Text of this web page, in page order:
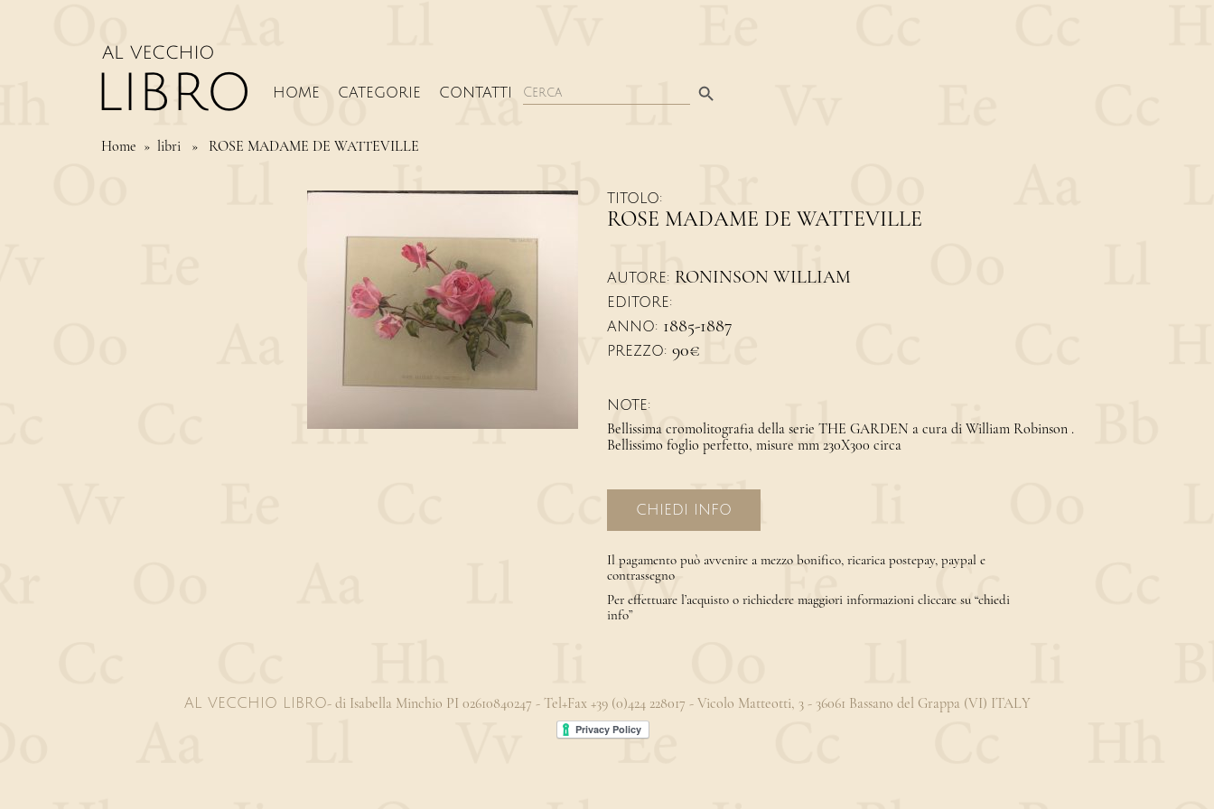
HOME CATEGORIE CONTATTI
Search
for:
Home » libri » ROSE MADAME DE WATTEVILLE
TITOLO:
ROSE MADAME DE WATTEVILLE
AUTORE: RONINSON WILLIAM
EDITORE:
ANNO: 1885-1887
PREZZO: 90€
NOTE:
Bellissima cromolitografia della serie THE GARDEN a cura di William Robinson .
Bellissimo foglio perfetto, misure mm 230X300 circa
CHIEDI INFO
Il pagamento può avvenire a mezzo bonifico, ricarica postepay, paypal e
contrassegno
Per effettuare l’acquisto o richiedere maggiori informazioni cliccare su “chiedi
info”
AL VECCHIO LIBRO- di Isabella Minchio PI 02610840247 - Tel+Fax +39 (0)424 228017 - Vicolo Matteotti, 3 - 36061 Bassano del Grappa (VI) ITALY